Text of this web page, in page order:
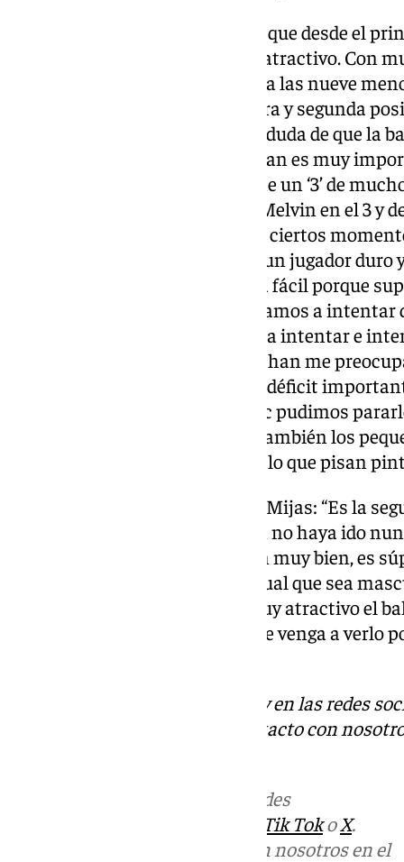
Enfermería: “Muy bien. Yo creo que desde el
muy bonito para los jugadores, atractivo. Con
Europa mirando el sábado aquí a las nueve
empatados en la ACB, en primera y segunda
similar, muy atractivo. No cabe duda de que la
esperábamos, pero la de Jonathan es muy
un equipo que casi siempre tiene un ‘3’ de
u Ojeleye… La participación de Melvin en el 3 y
Jonathan y sin Djedovic, que en ciertos
muchísimo también porque es un jugador duro
que buscar alternativas, no será fácil porque
jugadores fuera de su rol pero, vamos a
conviertan en fortaleza. Vamos a intentar e
ellos. Las bajas de Djedo y Jonathan me
Puerto y Oyele. Ahí tenemos un déficit
ni con Jonathan ni con Djedovic pudimos
pasado. Me preocupa eso pero también los
diferentes registros, lo fácil con lo que pisan
Regreso al Carpena del Unicaja Mijas: “Es la
con muchísimo acierto. A quien no haya ido
porque es muy divertido. Juegan muy bien, es
baloncesto muy atractivo, da igual que sea
No hacen más que correr. Es muy atractivo el
recomiendo a todo el mundo que venga a verlo
Descubre más noticias de 101Tv en las redes
. Puedes ponerte en contacto con
en las redes
Tik TokoX.
Puedes ponerte en contacto con nosotros en el